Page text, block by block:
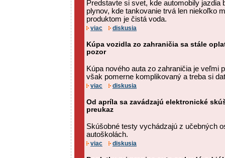
Predstavte si svet, kde automobily
plynov, kde tankovanie trvá len niekoľko
produktom je čistá voda.
viac diskusia
Kúpa vozidla zo zahraničia sa stále
pozor
Kúpa nového auta zo zahraničia je veľmi
však pomerne komplikovaný a treba si
viac diskusia
Od apríla sa zavádzajú elektronické
preukaz
Skúšobné testy vychádzajú z učebných
autoškolách.
viac diskusia